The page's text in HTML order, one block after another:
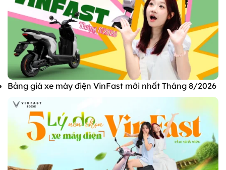
Bảng giá xe máy điện VinFast mới nhất Tháng 8/2026